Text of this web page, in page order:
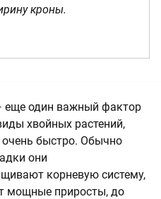
кроны.
еще один важный фактор
хвойных растений,
быстро. Обычно
они
корневую систему,
мощные приросты, до